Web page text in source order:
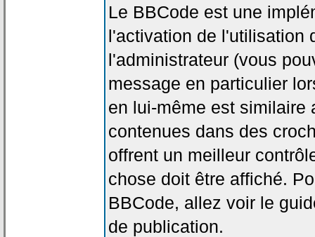
Le BBCode est une
l'activation de l'utilisation
l'administrateur (vous
message en particulier
en lui-même est similaire
contenues dans des
offrent un meilleur
chose doit être affiché.
BBCode, allez voir le
de publication.